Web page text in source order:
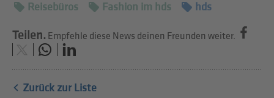
Reisebüros
Fashion im hds hds
Teilen. Empfehle diese News deinen Freunden weiter.
Zurück zur Liste